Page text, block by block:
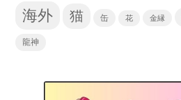
海外 猫 缶 花 金縁
龍神